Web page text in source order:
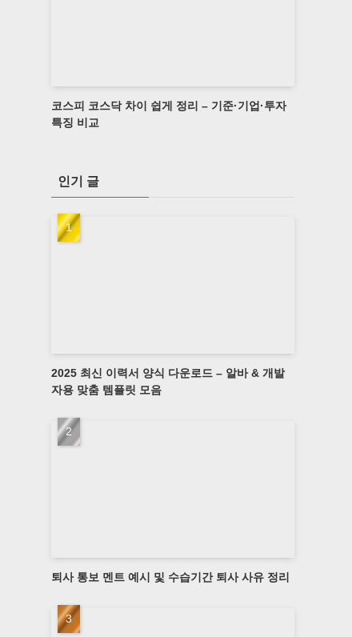
코스피 코스닥 차이 쉽게 정리 – 기준·기업·투자
특징 비교
인기 글
2025 최신 이력서 양식 다운로드 – 알바 & 개발
자용 맞춤 템플릿 모음
퇴사 통보 멘트 예시 및 수습기간 퇴사 사유 정리